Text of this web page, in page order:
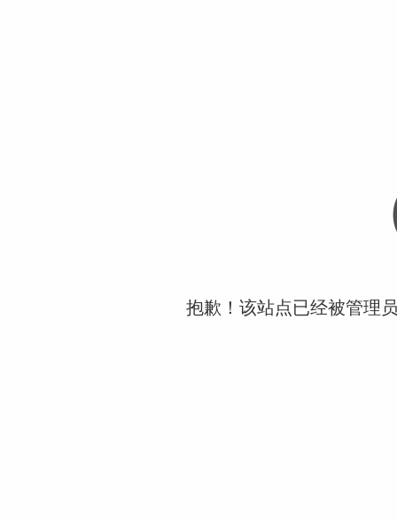
抱歉！该站点已经被管理